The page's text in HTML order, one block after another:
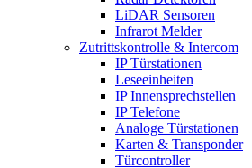
LiDAR Sensoren
Infrarot Melder
Zutrittskontrolle & Intercom
IP Türstationen
Leseeinheiten
IP Innensprechstellen
IP Telefone
Analoge Türstationen
Karten & Transponder
Türcontroller